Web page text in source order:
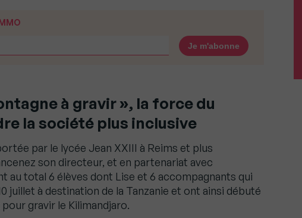
à gravir », la force du
la société plus inclusive
par le lycée Jean XXIII à Reims et plus
son directeur, et en partenariat avec
au total 6 élèves dont Lise et 6 accompagnants qui
juillet à destination de la Tanzanie et ont ainsi débuté
gravir le Kilimandjaro.